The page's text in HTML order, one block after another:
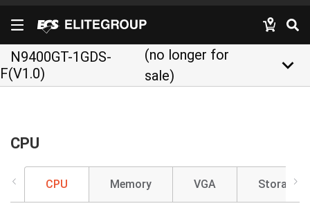
N9400GT-1GDS-
F(V1.0)
(no longer for
sale)
keyboard_arrow_down
CPU
CPU Memory VGA Storage